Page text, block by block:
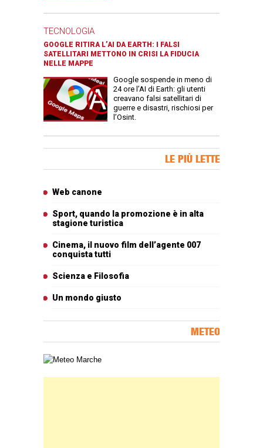
TECNOLOGIA
GOOGLE RITIRA L’AI DA EARTH: I FALSI
SATELLITARI METTONO IN CRISI LA FIDUCIA
NELLE MAPPE
Google sospende in meno di
24 ore l’AI di Earth: gli utenti
creavano falsi satellitari di
guerre e disastri, rischiosi per
l’Osint.
LE PIÙ LETTE
Web canone
Sport, quando la promozione è in alta
stagione turistica
Cinema, il nuovo film dell’agente 007
conquista tutti
Scienza e Filosofia
Un mondo giusto
METEO
Carta meteorologica delle Marche